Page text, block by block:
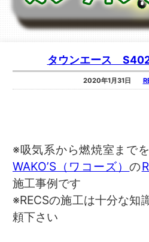
タウンエース
2020年1月31日
※吸気系から燃焼室まで
WAKO’S（ワコーズ）の
施工事例です
※RECSの施工は十分な知
頼下さい